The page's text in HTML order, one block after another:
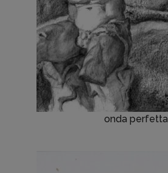
onda perfetta